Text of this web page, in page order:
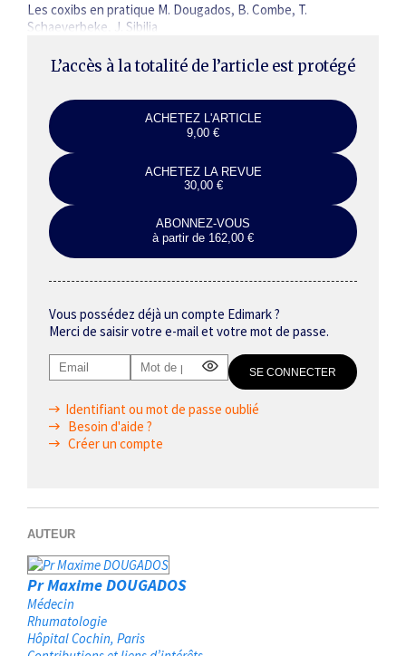
Les coxibs en pratique M. Dougados, B. Combe, T.
Schaeverbeke, J. Sibilia
L’accès à la totalité de l’article est protégé
ACHETEZ L'ARTICLE
9,00 €
ACHETEZ LA REVUE
30,00 €
ABONNEZ-VOUS
à partir de 162,00 €
Vous possédez déjà un compte Edimark ?
Merci de saisir votre e-mail et votre mot de passe.
Identifiant ou mot de passe oublié
Besoin d'aide ?
Créer un compte
AUTEUR
Pr Maxime DOUGADOS
Médecin
Rhumatologie
Hôpital Cochin Paris